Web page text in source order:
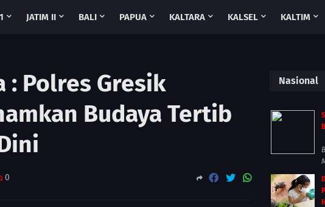
JATIM II BALI PAPUA KALTARA KALSEL KALTIM
: Polres Gresik
Budaya Tertib
0
Nasional